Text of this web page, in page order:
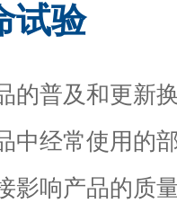
试验
的普及和更新
中经常使用的
影响产品的质